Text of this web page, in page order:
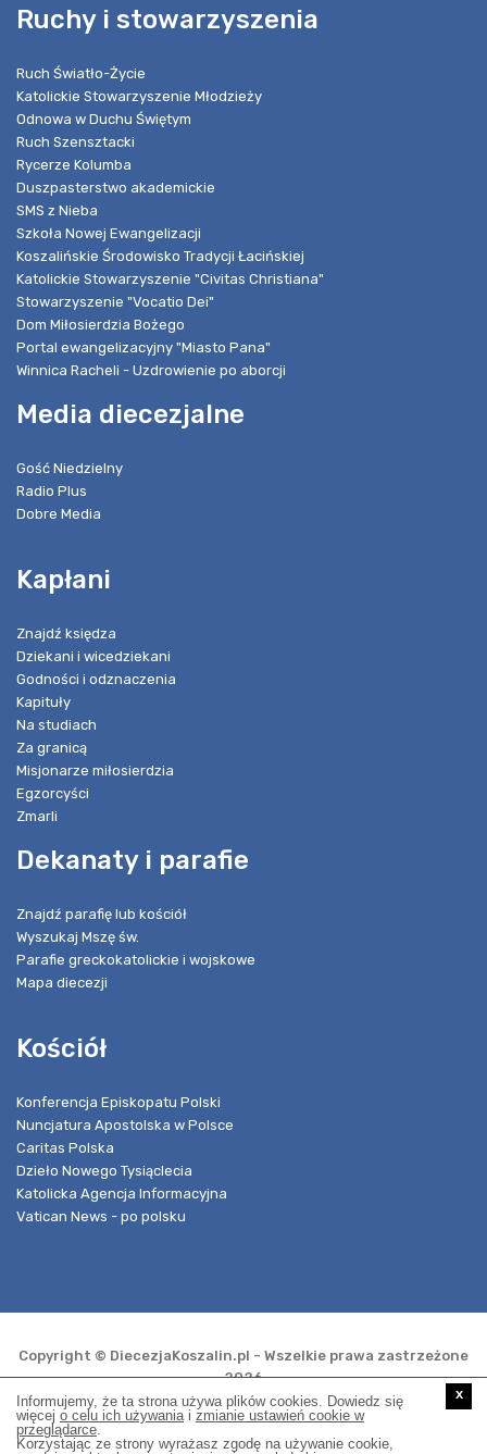
Ruchy i stowarzyszenia
Ruch Światło-Życie
Katolickie Stowarzyszenie Młodzieży
Odnowa w Duchu Świętym
Ruch Szensztacki
Rycerze Kolumba
Duszpasterstwo akademickie
SMS z Nieba
Szkoła Nowej Ewangelizacji
Koszalińskie Środowisko Tradycji Łacińskiej
Katolickie Stowarzyszenie "Civitas Christiana"
Stowarzyszenie "Vocatio Dei"
Dom Miłosierdzia Bożego
Portal ewangelizacyjny "Miasto Pana"
Winnica Racheli - Uzdrowienie po aborcji
Media diecezjalne
Gość Niedzielny
Radio Plus
Dobre Media
Kapłani
Znajdź księdza
Dziekani i wicedziekani
Godności i odznaczenia
Kapituły
Na studiach
Za granicą
Misjonarze miłosierdzia
Egzorcyści
Zmarli
Dekanaty i parafie
Znajdź parafię lub kościół
Wyszukaj Mszę św.
Parafie greckokatolickie i wojskowe
Mapa diecezji
Kościół
Konferencja Episkopatu Polski
Nuncjatura Apostolska w Polsce
Caritas Polska
Dzieło Nowego Tysiąclecia
Katolicka Agencja Informacyjna
Vatican News - po polsku
Copyright © DiecezjaKoszalin.pl - Wszelkie prawa zastrzeżone
2026
Realizacja i opieka techniczna:
Informujemy, że ta strona używa plików cookies. Dowiedz się
więcej o celu ich używaniai zmianie ustawień cookie w
przeglądarce.
Korzystając ze strony wyrażasz zgodę na używanie cookie,
x